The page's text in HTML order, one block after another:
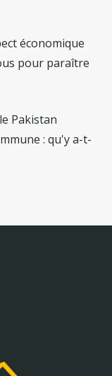
économique
pour paraître
Pakistan
: qu'y a-t-